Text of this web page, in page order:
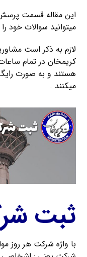
این مقاله قسمت پرسش
میتوانید سوالات خود
لازم به ذکر است
کریمخان در تمام
هستند و به صورت
میکنند .
ثبت
با واژه شرکت هر روز